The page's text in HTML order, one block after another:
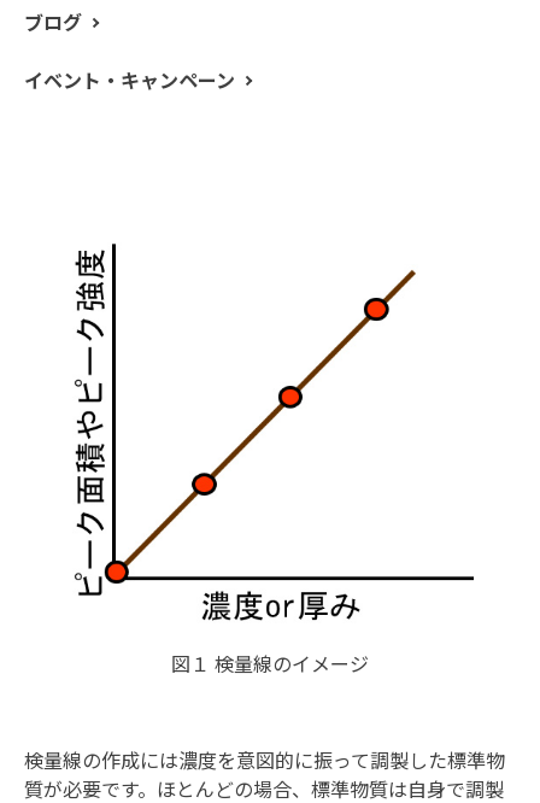
ブログ
イベント・キャンペーン
分析だけで正確な濃度を測定することはできません。こ
図１ 検量線のイメージ
検量線の作成には濃度を意図的に振って調製した標準物
質が必要です。ほとんどの場合、標準物質は自身で調製